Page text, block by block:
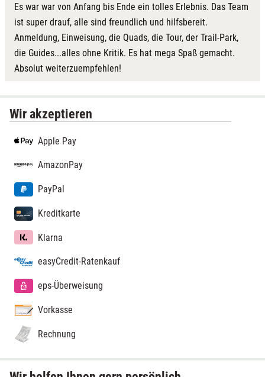
Es war war von Anfang bis Ende ein tolles Erlebnis. Das Team
ist super drauf, alle sind freundlich und hilfsbereit.
Anmeldung, Einweisung, die Quads, die Tour, der Trail-Park,
die Guides...alles ohne Kritik. Es hat mega Spaß gemacht.
Absolut weiterzuempfehlen!
Wir akzeptieren
Apple Pay
AmazonPay
PayPal
Kreditkarte
Klarna
easyCredit-Ratenkauf
eps-Überweisung
Vorkasse
Rechnung